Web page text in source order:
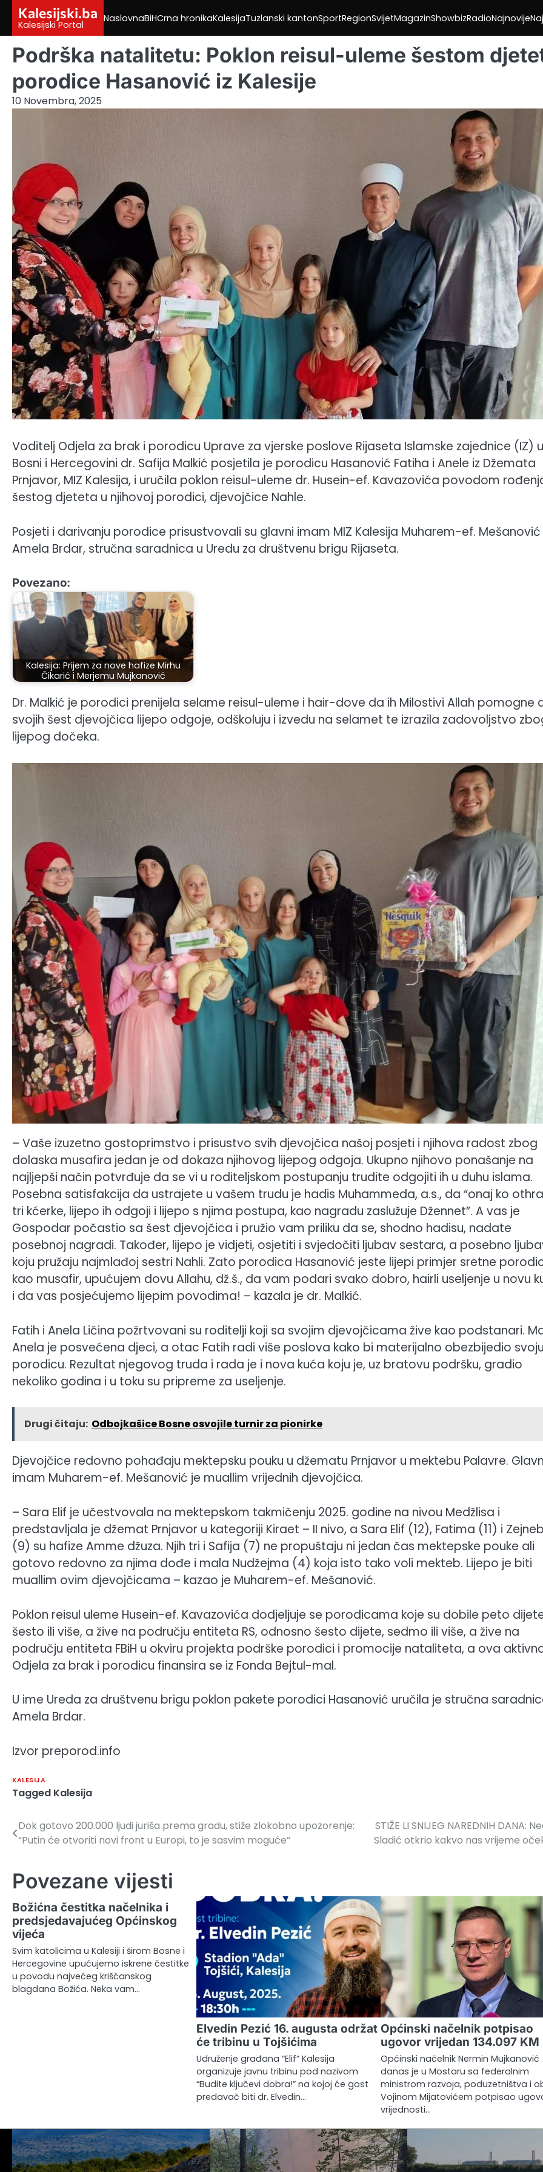
content
Kalesijski.ba
Kalesijski Portal
NaslovnaBiHCrna hronikaKalesijaTuzlanski kantonSportRegionSvijetMagazinShowbizRadioNajnovije
Podrška natalitetu: Poklon reisul-uleme šestom
porodice Hasanović iz Kalesije
10 Novembra, 2025
Voditelj Odjela za brak i porodicu Uprave za vjerske poslove Rijaseta Islamske zajednice (IZ) u
Bosni i Hercegovini dr. Safija Malkić posjetila je porodicu Hasanović Fatiha i Anele iz Džemata
Prnjavor, MIZ Kalesija, i uručila poklon reisul-uleme dr. Husein-ef. Kavazovića povodom
šestog djeteta u njihovoj porodici, djevojčice Nahle.
Posjeti i darivanju porodice prisustvovali su glavni imam MIZ Kalesija Muharem-ef. Mešanović
Amela Brdar, stručna saradnica u Uredu za društvenu brigu Rijaseta.
Povezano:
Kalesija: Prijem za nove hafize Mirhu
Čikarić i Merjemu Mujkanović
Dr. Malkić je porodici prenijela selame reisul-uleme i hair-dove da ih Milostivi Allah pomogne
svojih šest djevojčica lijepo odgoje, odškoluju i izvedu na selamet te izrazila zadovoljstvo
lijepog dočeka.
– Vaše izuzetno gostoprimstvo i prisustvo svih djevojčica našoj posjeti i njihova radost zbog
dolaska musafira jedan je od dokaza njihovog lijepog odgoja. Ukupno njihovo ponašanje na
najljepši način potvrđuje da se vi u roditeljskom postupanju trudite odgojiti ih u duhu islama.
Posebna satisfakcija da ustrajete u vašem trudu je hadis Muhammeda, a.s., da “onaj ko
tri kćerke, lijepo ih odgoji i lijepo s njima postupa, kao nagradu zaslužuje Džennet”. A vas je
Gospodar počastio sa šest djevojčica i pružio vam priliku da se, shodno hadisu, nadate
posebnoj nagradi. Također, lijepo je vidjeti, osjetiti i svjedočiti ljubav sestara, a posebno
koju pružaju najmlađoj sestri Nahli. Zato porodica Hasanović jeste lijepi primjer sretne
kao musafir, upućujem dovu Allahu, dž.š., da vam podari svako dobro, hairli useljenje u novu
i da vas posjećujemo lijepim povodima! – kazala je dr. Malkić.
Fatih i Anela Ličina požrtvovani su roditelji koji sa svojim djevojčicama žive kao podstanari.
Anela je posvećena djeci, a otac Fatih radi više poslova kako bi materijalno obezbijedio svoju
porodicu. Rezultat njegovog truda i rada je i nova kuća koju je, uz bratovu podršku, gradio
nekoliko godina i u toku su pripreme za useljenje.
Drugi čitaju: Odbojkašice Bosne osvojile turnir za pionirke
Djevojčice redovno pohađaju mektepsku pouku u džematu Prnjavor u mektebu Palavre.
imam Muharem-ef. Mešanović je muallim vrijednih djevojčica.
– Sara Elif je učestvovala na mektepskom takmičenju 2025. godine na nivou Medžlisa i
predstavljala je džemat Prnjavor u kategoriji Kiraet – II nivo, a Sara Elif (12), Fatima (11) i Zejneb
(9) su hafize Amme džuza. Njih tri i Safija (7) ne propuštaju ni jedan čas mektepske pouke ali
gotovo redovno za njima dođe i mala Nudžejma (4) koja isto tako voli mekteb. Lijepo je biti
muallim ovim djevojčicama – kazao je Muharem-ef. Mešanović.
Poklon reisul uleme Husein-ef. Kavazovića dodjeljuje se porodicama koje su dobile peto
šesto ili više, a žive na području entiteta RS, odnosno šesto dijete, sedmo ili više, a žive na
području entiteta FBiH u okviru projekta podrške porodici i promocije nataliteta, a ova
Odjela za brak i porodicu finansira se iz Fonda Bejtul-mal.
U ime Ureda za društvenu brigu poklon pakete porodici Hasanović uručila je stručna
Amela Brdar.
Izvor preporod.info
KALESIJA
Tagged Kalesija
Navigacija
Dok gotovo 200.000 ljudi juriša prema gradu, stiže zlokobno upozorenje:
“Putin će otvoriti novi front u Europi, to je sasvim moguće”
STIŽE LI SNIJEG NAREDNIH DANA:
Sladić otkrio kakvo nas vrijeme
Povezane vijesti
Božićna čestitka načelnika i
predsjedavajućeg Općinskog
vijeća
Svim katolicima u Kalesiji i širom Bosne i
Hercegovine upućujemo iskrene čestitke
u povodu najvećeg krišćanskog
blagdana Božića. Neka vam…
Elvedin Pezić 16. augusta održat
će tribinu u Tojšićima
Udruženje građana “Elif” Kalesija
organizuje javnu tribinu pod nazivom
“Budite ključevi dobra!” na kojoj će gost
predavač biti dr. Elvedin…
Općinski načelnik potpisao
ugovor vrijedan 134.097 KM
Općinski načelnik Nermin Mujkanović
danas je u Mostaru sa federalnim
ministrom razvoja, poduzetništva i
Vojinom Mijatovićem potpisao
vrijednosti…